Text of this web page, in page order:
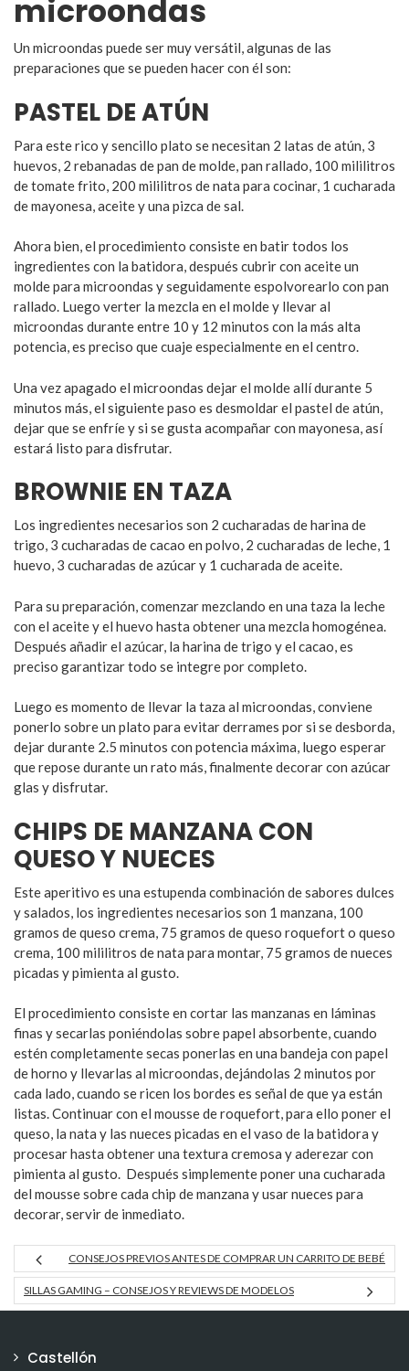
microondas
Un microondas puede ser muy versátil, algunas de las
preparaciones que se pueden hacer con él son:
PASTEL DE ATÚN
Para este rico y sencillo plato se necesitan 2 latas de atún, 3
huevos, 2 rebanadas de pan de molde, pan rallado, 100 mililitros
de tomate frito, 200 mililitros de nata para cocinar, 1 cucharada
de mayonesa, aceite y una pizca de sal.
Ahora bien, el procedimiento consiste en batir todos los
ingredientes con la batidora, después cubrir con aceite un
molde para microondas y seguidamente espolvorearlo con pan
rallado. Luego verter la mezcla en el molde y llevar al
microondas durante entre 10 y 12 minutos con la más alta
potencia, es preciso que cuaje especialmente en el centro.
Una vez apagado el microondas dejar el molde allí durante 5
minutos más, el siguiente paso es desmoldar el pastel de atún,
dejar que se enfríe y si se gusta acompañar con mayonesa, así
estará listo para disfrutar.
BROWNIE EN TAZA
Los ingredientes necesarios son 2 cucharadas de harina de
trigo, 3 cucharadas de cacao en polvo, 2 cucharadas de leche, 1
huevo, 3 cucharadas de azúcar y 1 cucharada de aceite.
Para su preparación, comenzar mezclando en una taza la leche
con el aceite y el huevo hasta obtener una mezcla homogénea.
Después añadir el azúcar, la harina de trigo y el cacao, es
preciso garantizar todo se integre por completo.
Luego es momento de llevar la taza al microondas, conviene
ponerlo sobre un plato para evitar derrames por si se desborda,
dejar durante 2.5 minutos con potencia máxima, luego esperar
que repose durante un rato más, finalmente decorar con azúcar
glas y disfrutar.
CHIPS DE MANZANA CON
QUESO Y NUECES
Este aperitivo es una estupenda combinación de sabores dulces
y salados, los ingredientes necesarios son 1 manzana, 100
gramos de queso crema, 75 gramos de queso roquefort o queso
crema, 100 mililitros de nata para montar, 75 gramos de nueces
picadas y pimienta al gusto.
El procedimiento consiste en cortar las manzanas en láminas
finas y secarlas poniéndolas sobre papel absorbente, cuando
estén completamente secas ponerlas en una bandeja con papel
de horno y llevarlas al microondas, dejándolas 2 minutos por
cada lado, cuando se ricen los bordes es señal de que ya están
listas. Continuar con el mousse de roquefort, para ello poner el
queso, la nata y las nueces picadas en el vaso de la batidora y
procesar hasta obtener una textura cremosa y aderezar con
pimienta al gusto. Después simplemente poner una cucharada
del mousse sobre cada chip de manzana y usar nueces para
decorar, servir de inmediato.
CONSEJOS PREVIOS ANTES DE COMPRAR UN CARRITO DE BEBÉ
SILLAS GAMING – CONSEJOS Y REVIEWS DE MODELOS
Castellón